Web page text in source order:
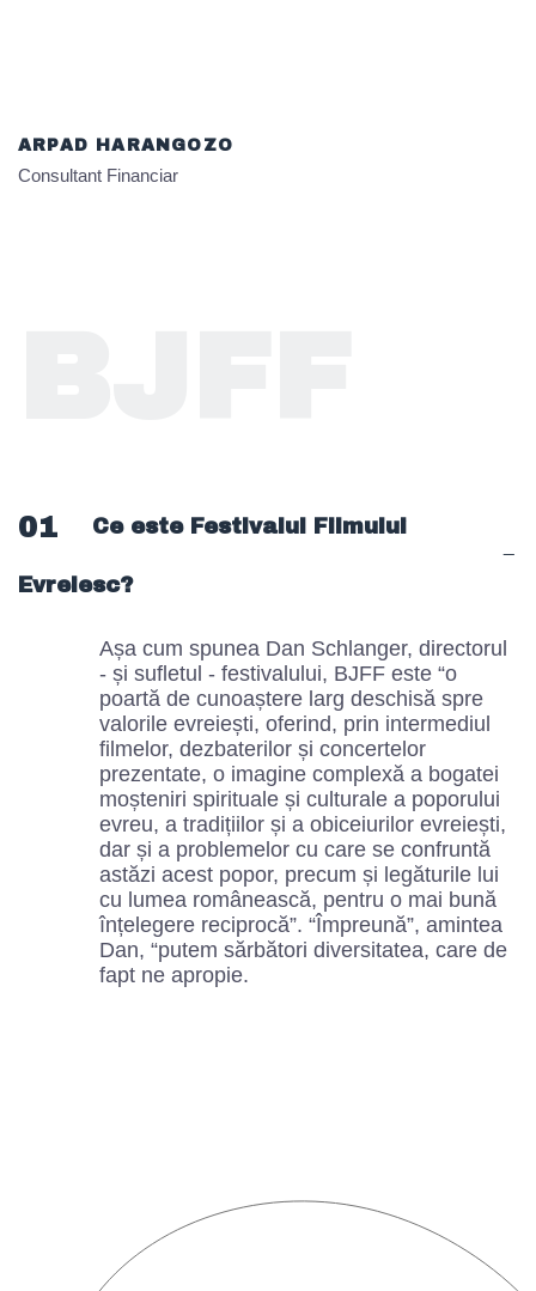
ARPAD HARANGOZO
Consultant Financiar
01 Ce este Festivalul Filmului
Evreiesc?
Așa cum spunea Dan Schlanger, directorul
- și sufletul - festivalului, BJFF este “o
poartă de cunoaștere larg deschisă spre
valorile evreiești, oferind, prin intermediul
filmelor, dezbaterilor și concertelor
prezentate, o imagine complexă a bogatei
moșteniri spirituale și culturale a poporului
evreu, a tradițiilor și a obiceiurilor evreiești,
dar și a problemelor cu care se confruntă
astăzi acest popor, precum și legăturile lui
cu lumea românească, pentru o mai bună
înțelegere reciprocă”. “Împreună”, amintea
Dan, “putem sărbători diversitatea, care de
fapt ne apropie.